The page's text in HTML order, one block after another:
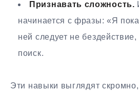
Признавать сложность.
начинается с фразы: «Я
ней следует не
поиск.
Эти навыки выглядят